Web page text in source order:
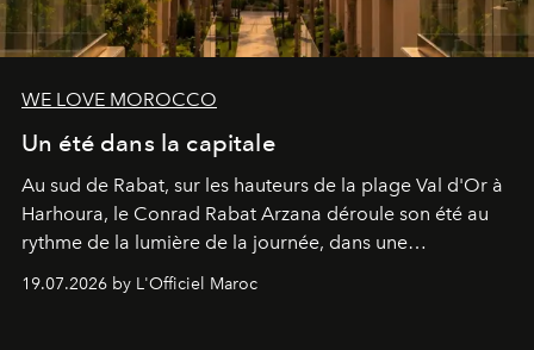
WE LOVE MOROCCO
Un été dans la capitale
Au sud de Rabat, sur les hauteurs de la plage Val d'Or à
Harhoura, le Conrad Rabat Arzana déroule son été au
rythme de la lumière de la journée, dans une
programmation pensée comme une succession de
rendez-vous avec l’océan.
19.07.2026 by L'Officiel Maroc